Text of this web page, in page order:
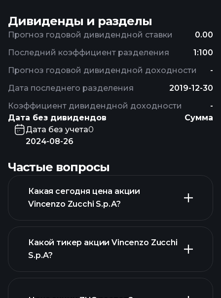
Дивиденды и разделы
Прогноз годовой дивидендной ставки 0.00
Прогноз годовой дивидендной доходности -
Коэффициент дивидендной доходности -
Последний коэффициент разделения 1:100
Дата последнего разделения 2019-12-30
Дата без дивидендов
Сумма
Дата без учета
2024-08-26
0
Частые вопросы
Какая сегодня цена акции
Vincenzo Zucchi S.p.A?
Какой тикер акции Vincenzo Zucchi
S.p.A?